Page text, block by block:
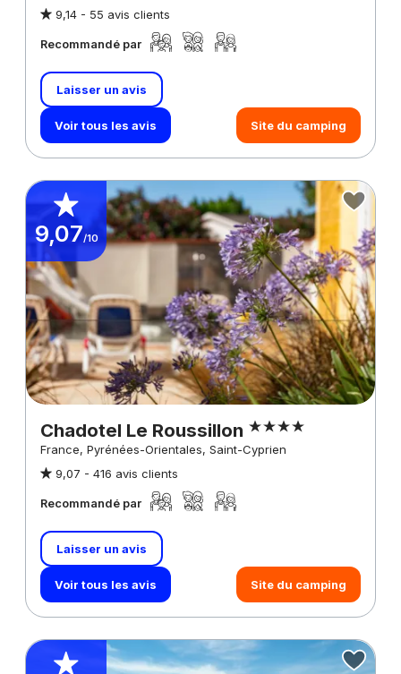
9,14 - 55 avis clients
Recommandé par
Laisser un avis
Voir tous les avis Site du camping
9,07/10
Chadotel Le Roussillon
France, Pyrénées-Orientales, Saint-Cyprien
9,07 - 416 avis clients
Recommandé par
Laisser un avis
Voir tous les avis Site du camping